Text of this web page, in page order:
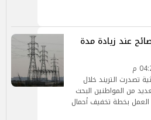
عند زيادة مدة
تصدرت التريند خلال
من المواطنين البحث
بخطة تخفيف أحمال